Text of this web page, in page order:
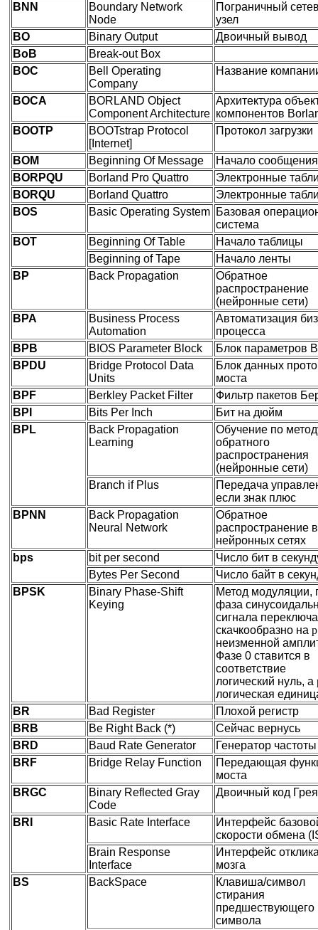
BNN
Boundary Network
Node
Пограничный
узел
BO
Binary Output
Двоичный вывод
BoB
Break-out Box
BOC
Bell Operating
Company
Название
BOCA
BORLAND Object
Component Architecture
Архитектура
компонентов
BOOTP
BOOTstrap Protocol
[Internet]
Протокол загрузки
BOM Beginning Of Message
Начало сообщения
BORPQU
Borland Pro Quattro
Электронные
BORQU
Borland Quattro
Электронные
BOS
Basic Operating System Базовая
система
BOT
Beginning Of Table
Начало таблицы
Beginning of Tape
Начало ленты
BP
Back Propagation
Обратное
распространение
(нейронные сети)
BPA
Business Process
Automation
Автоматизация
процесса
BPB
BIOS Parameter Block
Блок параметров
BPDU
Bridge Protocol Data
Units
Блок данных
моста
BPF
Berkley Packet Filter
Фильтр пакетов
BPI
Bits Per Inch
Бит на дюйм
BPL
Back Propagation
Learning
Обучение по
обратного
распространения
(нейронные сети)
Branch if Plus
Передача
если знак плюс
BPNN
Back Propagation
Neural Network
Обратное
распространение в
нейронных сетях
bps
bit per second
Число бит в
Bytes Per Second
Число байт в
BPSK
Binary Phase-Shift
Keying
Метод модуляции,
фаза
сигнала
скачкообразно на p
неизменной
Фазе 0 ставится в
соответствие
логический нуль, а
логическая
BR
Bad Register
Плохой регистр
BRB
Be Right Back (*)
Сейчас вернусь
BRD
Baud Rate Generator
Генератор
BRF
Bridge Relay Function
Передающая
моста
BRGC
Binary Reflected Gray
Code
Двоичный код Грея
BRI Basic Rate Interface
Интерфейс
скорости обмена
Brain Response
Interface
Интерфейс
мозга
BS
BackSpace
Клавиша/cимвол
стирания
предшествующего
символа